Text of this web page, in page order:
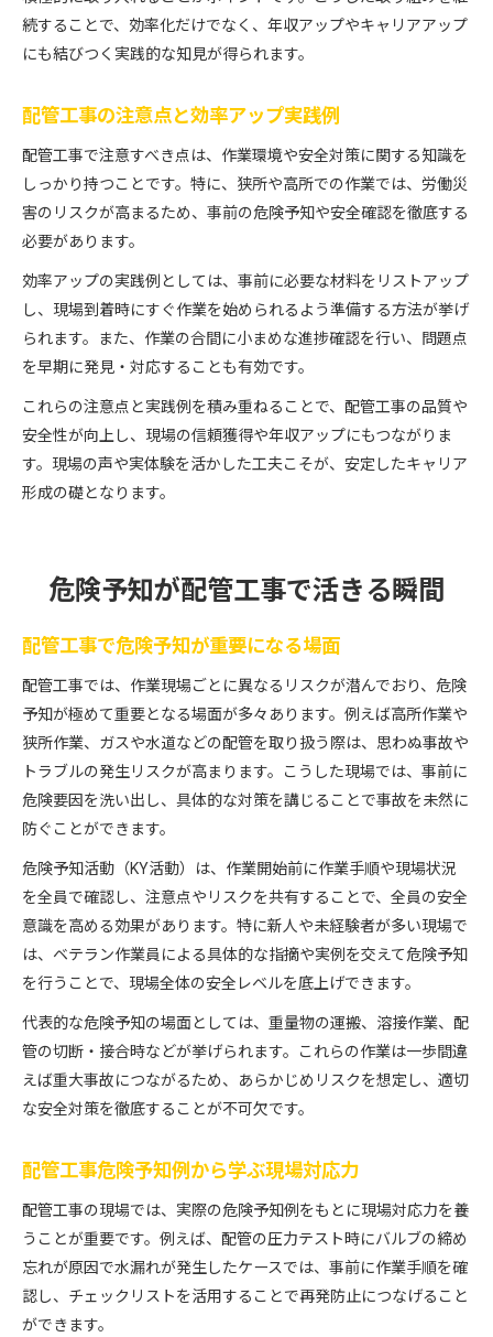
続することで、効率化だけでなく、年収アップやキャリアアップ
にも結びつく実践的な知見が得られます。
配管工事の注意点と効率アップ実践例
配管工事で注意すべき点は、作業環境や安全対策に関する知識を
しっかり持つことです。特に、狭所や高所での作業では、労働災
害のリスクが高まるため、事前の危険予知や安全確認を徹底する
必要があります。
効率アップの実践例としては、事前に必要な材料をリストアップ
し、現場到着時にすぐ作業を始められるよう準備する方法が挙げ
られます。また、作業の合間に小まめな進捗確認を行い、問題点
を早期に発見・対応することも有効です。
これらの注意点と実践例を積み重ねることで、配管工事の品質や
安全性が向上し、現場の信頼獲得や年収アップにもつながりま
す。現場の声や実体験を活かした工夫こそが、安定したキャリア
形成の礎となります。
危険予知が配管工事で活きる瞬間
配管工事で危険予知が重要になる場面
配管工事では、作業現場ごとに異なるリスクが潜んでおり、危険
予知が極めて重要となる場面が多々あります。例えば高所作業や
狭所作業、ガスや水道などの配管を取り扱う際は、思わぬ事故や
トラブルの発生リスクが高まります。こうした現場では、事前に
危険要因を洗い出し、具体的な対策を講じることで事故を未然に
防ぐことができます。
危険予知活動（KY活動）は、作業開始前に作業手順や現場状況
を全員で確認し、注意点やリスクを共有することで、全員の安全
意識を高める効果があります。特に新人や未経験者が多い現場で
は、ベテラン作業員による具体的な指摘や実例を交えて危険予知
を行うことで、現場全体の安全レベルを底上げできます。
代表的な危険予知の場面としては、重量物の運搬、溶接作業、配
管の切断・接合時などが挙げられます。これらの作業は一歩間違
えば重大事故につながるため、あらかじめリスクを想定し、適切
な安全対策を徹底することが不可欠です。
配管工事危険予知例から学ぶ現場対応力
配管工事の現場では、実際の危険予知例をもとに現場対応力を養
うことが重要です。例えば、配管の圧力テスト時にバルブの締め
忘れが原因で水漏れが発生したケースでは、事前に作業手順を確
認し、チェックリストを活用することで再発防止につなげること
ができます。